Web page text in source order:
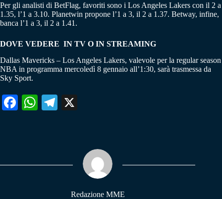
Per gli analisti di BetFlag, favoriti sono i Los Angeles Lakers con il 2 a
1.35, l’1 a 3.10. Planetwin propone l’1 a 3, il 2 a 1.37. Betway, infine,
banca l’1 a 3, il 2 a 1.41.
DOVE VEDERE IN TV O IN STREAMING
Dallas Mavericks – Los Angeles Lakers, valevole per la regular season
NBA in programma mercoledì 8 gennaio all’1:30, sarà trasmessa da
Sky Sport.
Fa W
pp
Te
m
Redazione MME